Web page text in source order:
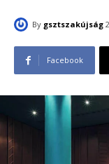
By gsztszakújság
Facebook